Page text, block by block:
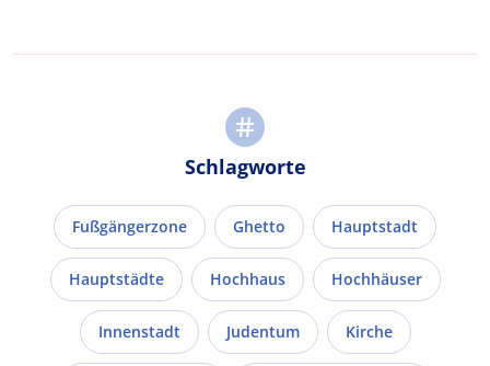
Schlagworte
Fußgängerzone Ghetto Hauptstadt
Hauptstädte Hochhaus Hochhäuser
Innenstadt Judentum Kirche